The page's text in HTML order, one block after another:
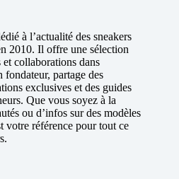
à l’actualité des sneakers
2010. Il offre une sélection
et collaborations dans
fondateur, partage des
exclusives et des guides
Que vous soyez à la
ou d’infos sur des modèles
votre référence pour tout ce